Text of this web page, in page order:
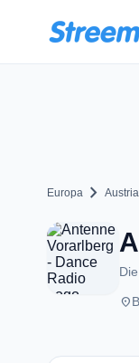
Europa chevron_right Austria
place